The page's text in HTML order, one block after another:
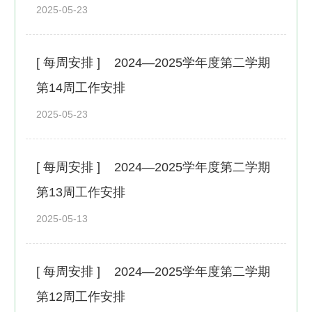
2025-05-23
[ 每周安排 ]
2024—2025学年度第二学期
第14周工作安排
2025-05-23
[ 每周安排 ]
2024—2025学年度第二学期
第13周工作安排
2025-05-13
[ 每周安排 ]
2024—2025学年度第二学期
第12周工作安排